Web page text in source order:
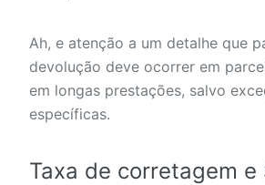
Ah, e atenção a um detalhe que
devolução deve ocorrer em
em longas prestações, salvo
específicas.
Taxa de corretagem e